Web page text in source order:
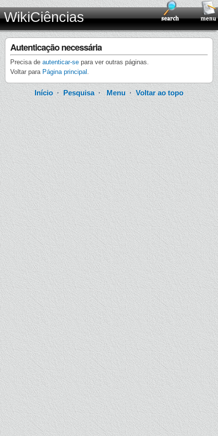
WikiCiências
Autenticação necessária
Precisa de autenticar-se para ver outras páginas.
Voltar para Página principal .
Início · Pesquisa·Menu ·Voltar ao topo